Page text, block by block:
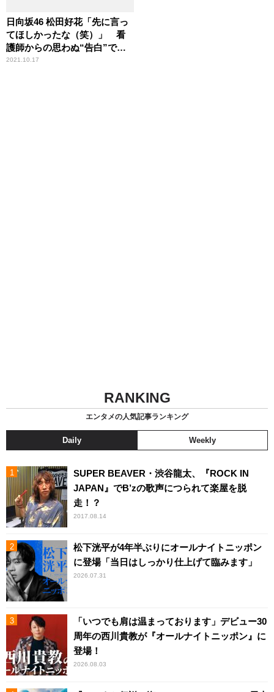
日向坂46 松田好花「先に言っ
てほしかったな（笑）」 看
護師からの思わぬ“告白”で頭
が真っ白になった顛末を明か
2021.10.17
RANKING
エンタメの人気記事ランキング
Daily Weekly
SUPER BEAVER・渋谷龍太、『ROCK IN
JAPAN』でB’zの歌声につられて楽屋を脱
走！？
2017.08.14
松下洸平が4年半ぶりにオールナイトニッポン
に登場「当日はしっかり仕上げて臨みます」
2026.07.31
「いつでも肩は温まっております」デビュー30
周年の西川貴教が『オールナイトニッポン』に
登場！
2026.08.03